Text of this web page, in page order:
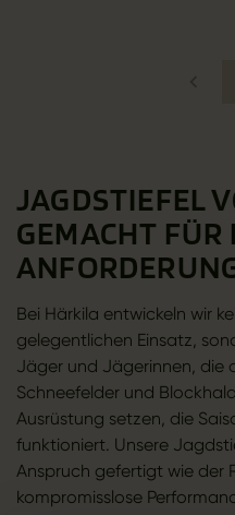
JAGDSTIEFEL
GEMACHT FÜR
Bei Härkila entwickeln wir
gelegentlichen Einsatz,
Jäger und Jägerinnen, die
Schneefelder und
Ausrüstung setzen, die
funktioniert. Unsere
Anspruch gefertigt wie der
kompromisslose